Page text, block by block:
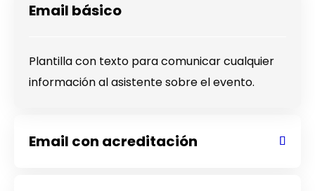
Email básico
Plantilla con texto para comunicar cualquier
información al asistente sobre el evento.
Email con acreditación